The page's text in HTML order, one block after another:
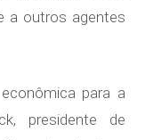
a outros agentes
para a
presidente de